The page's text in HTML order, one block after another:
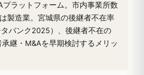
プラットフォーム。市内事業所数
製造業。宮城県の後継者不在率
バンク2025）、後継者不在の
継・M&Aを早期検討するメリッ